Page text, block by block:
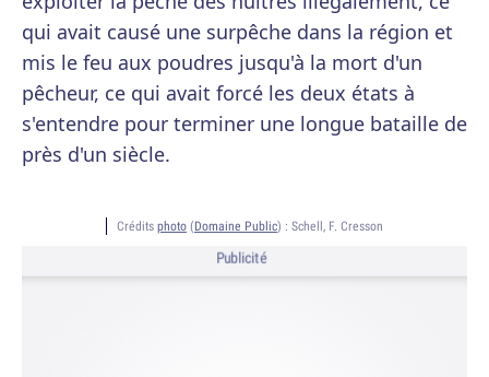
qui avait causé une surpêche dans la région et
mis le feu aux poudres jusqu'à la mort d'un
pêcheur, ce qui avait forcé les deux états à
s'entendre pour terminer une longue bataille de
près d'un siècle.
Crédits photo (Domaine Public) : Schell, F. Cresson
Publicité